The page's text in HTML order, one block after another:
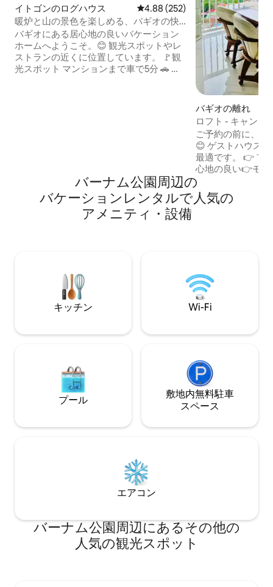
イトゴンのログハウス レビュー252件、5つ星中4.88つ
4.88 (252)
暖炉と山の景色を楽しめる、バギオの快
適なログハウス
バギオにある居心地の良いバケーション
ホームへようこそ。😊 観光スポットやレ
ストランの近くに位置しています。 🚩観
光スポット マンションまで車で5分 🚗 ラ
The Manor」まで車で10分 🚗 カフェステ
ラまで車で20分 🚗
バギオの離れ
ロフト - キャンプ
近くの素晴らしい
ご予約の前に、詳
😊 ゲストハウスは、次の理由であなたに
最適です。 👉 ファミリー向けの体験 居
心地の良い👉モ
グネチャーロフト
👉 高速Wi-Fi 👉 55インチQLED 4Kテレ
ビ、NETFLIXとDisney +
場は車1台または
大10～12名様ま
す
バーナム公園⁠周⁠辺⁠の
バ⁠ケ⁠ー⁠シ⁠ョ⁠ン⁠レ⁠ン⁠タ⁠ル⁠で人⁠気⁠の
ア⁠メ⁠ニ⁠テ⁠ィ⁠・⁠設⁠備
キッチン Wi-Fi
プール
敷地内無料駐⁠車
ス⁠ペ⁠ー⁠ス
エアコン
バーナム公園⁠周⁠辺⁠に⁠あ⁠るそ⁠の⁠他⁠の
人⁠気⁠の観⁠光⁠ス⁠ポ⁠ッ⁠ト